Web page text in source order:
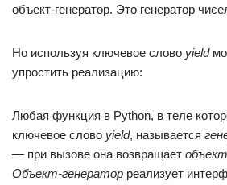
объект-генератор. Это генератор
Но используя ключевое слово yield
упростить реализацию:
Любая функция в Python, в теле
ключевое слово yield, называется
— при вызове она возвращает
Объект-генератор реализует